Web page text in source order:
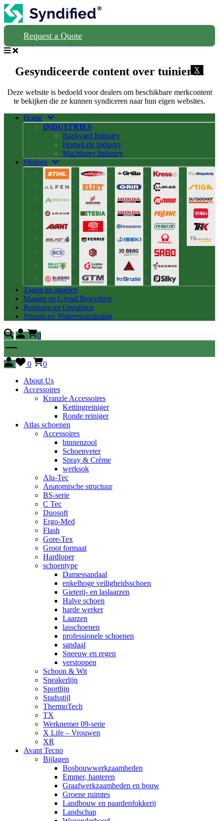
Request a Quote
X
Gesyndiceerde content over tuinieren
Deze website is bedoeld voor dealers om beschikbare merkcontent
te bekijken die ze kunnen syndiceren naar hun eigen websites.
Home
INDUSTRIES
Backyard Industry
HomeLife Industry
Machinery Industry
Merken
Zagen en snoeien
Maaien en Grond Bewerken
Reinigen en Opruimen
Stroom en Watervoorziening
0
0
0
About Us
Accessoires
Kranzle Accessoires
Kettingreiniger
Ronde reiniger
Atlas schoenen
Accessoires
binnenzool
Schoenveter
Spray & Crème
werksok
Alu-Tec
Anatomische structuur
BS-serie
C Tec
Duosoft
Ergo-Med
Flash
Gore-Tex
Groot formaat
Hardloper
schoentype
Damessandaal
enkelhoge veiligheidsschoen
Gieterij- en laslaarzen
Halve schoen
harde werker
Laarzen
lasschoenen
professionele schoenen
sandaal
Sneeuw en regen
verstoppen
Schoon & Wit
Sneakerlijn
Sportlijn
Stadsstijl
ThermoTech
TX
Werknemer 09-serie
X Life – Vrouwen
XR
Avant Tecno
Bijlagen
Bosbouwwerkzaamheden
Emmer, hanteren
Graafwerkzaamheden en bouw
Groene ruimtes
Landbouw en paardenfokkerij
Landschap